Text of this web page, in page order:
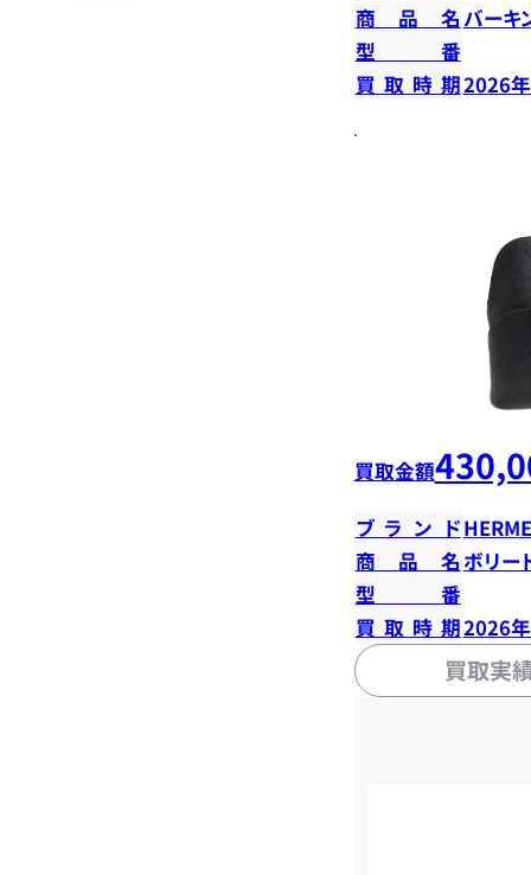
商品名 バーキ
型番
買取時期2026
買取金額
ブランド
商品名ボリー
型番
買取時期2026
買取実